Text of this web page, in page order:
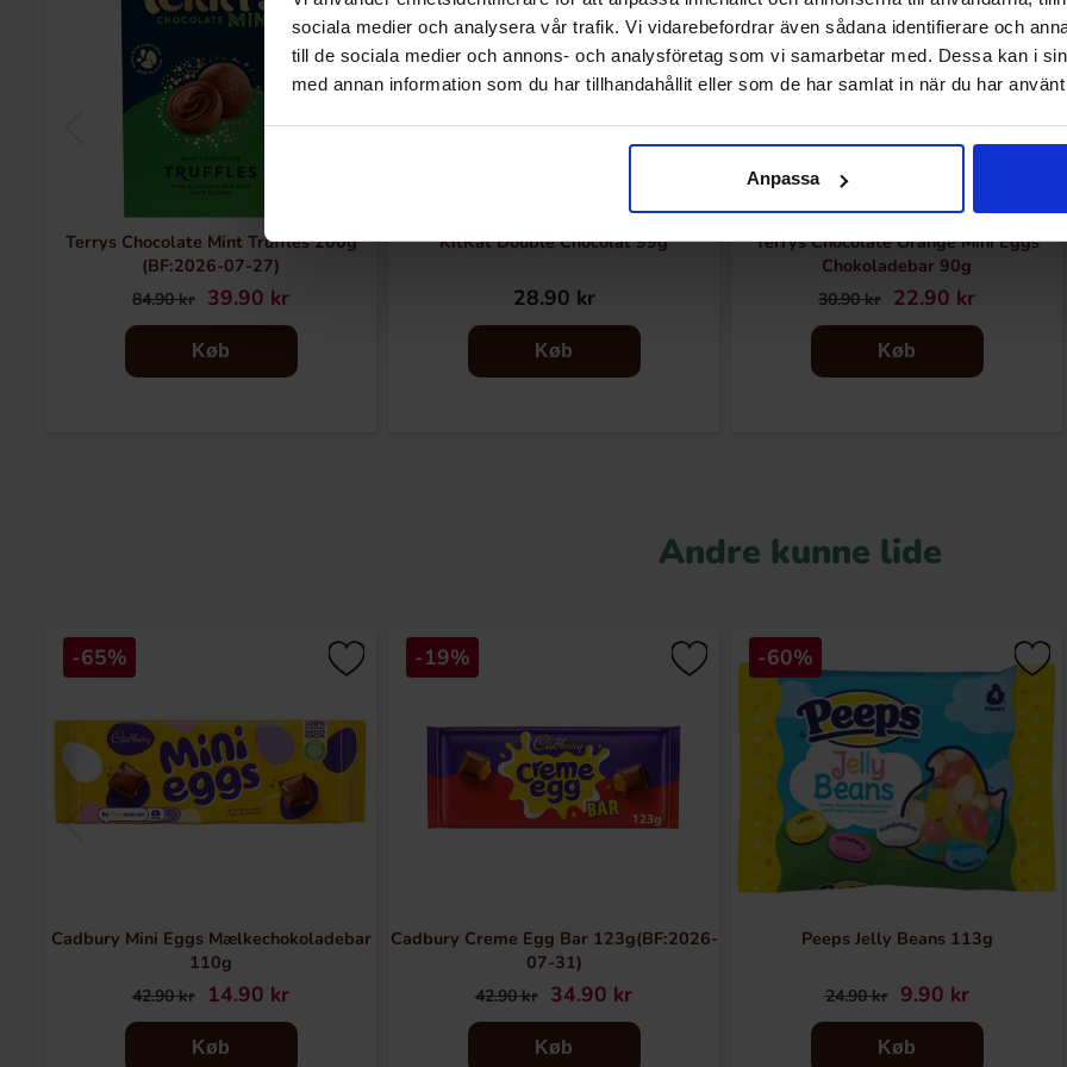
sociala medier och analysera vår trafik. Vi vidarebefordrar även sådana identifierare och
till de sociala medier och annons- och analysföretag som vi samarbetar med. Dessa kan i
med annan information som du har tillhandahållit eller som de har samlat in när du har
Anpassa
Terrys Chocolate Mint Truffles 200g
(BF:2026-07-27)
84.90 kr 39.90 kr
Køb
KitKat Double Chocolat 99g
28.90 kr
Køb
Terrys Chocolate Orange Mini Eggs
Chokoladebar 90g
30.90 kr 22.90 kr
Køb
Andre kunne lide
-65%
Cadbury Mini Eggs Mælkechokoladebar
110g
42.90 kr 14.90 kr
Køb
-19%
Cadbury Creme Egg Bar 123g(BF:2026-
07-31)
42.90 kr 34.90 kr
Køb
-60%
Peeps Jelly Beans 113g
24.90 kr 9.90 kr
Køb